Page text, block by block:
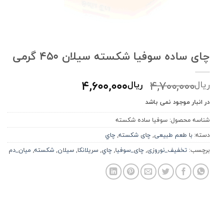
چای ساده سوفیا شکسته سیلان ۴۵۰ گرمی
ریال۴,۷۰۰,۰۰۰ قیمت
ریال۴,۷۰۰,۰۰۰
بود.
ریال۴,۶۰۰,۰۰۰قیمت
ریال۴,۶۰۰,۰۰۰.
در انبار موجود نمی باشد
شناسه محصول: سوفيا ساده شكسته
دسته: با طعم طبیعی,چای شکسته,چاي
برچسب: تخفیف_نوروزی,چای_سوفیا,چاي,سريلانكا,سيلان,شكسته, ميان_دم